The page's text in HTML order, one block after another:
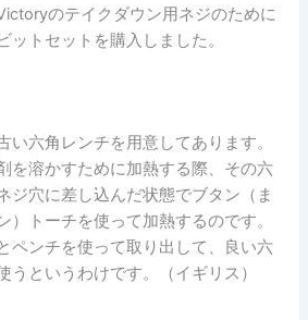
のテイクダウン用ネジのために
ットセットを購入しました。
い六角レンチを用意してあります。
を溶かすために加熱する際、その六
ジ穴に差し込んだ状態でブタン（ま
）トーチを使って加熱するのです。
ペンチを使って取り出して、良い六
うというわけです。（イギリス）